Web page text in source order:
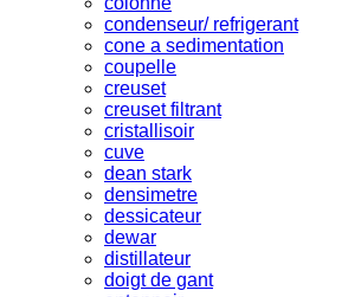
condenseur/ refrigerant
cone a sedimentation
coupelle
creuset
creuset filtrant
cristallisoir
cuve
dean stark
densimetre
dessicateur
dewar
distillateur
doigt de gant